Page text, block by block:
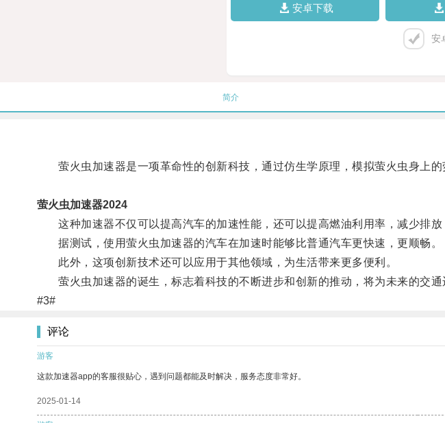
安卓下载
安
简介
萤火虫加速器是一项革命性的创新科技，通过仿生学原理，模拟萤火虫身上的
萤火虫加速器2024
这种加速器不仅可以提高汽车的加速性能，还可以提高燃油利用率，减少排放
据测试，使用萤火虫加速器的汽车在加速时能够比普通汽车更快速，更顺畅。
此外，这项创新技术还可以应用于其他领域，为生活带来更多便利。
萤火虫加速器的诞生，标志着科技的不断进步和创新的推动，将为未来的交通
#3#
评论
游客
这款加速器app的客服很贴心，遇到问题都能及时解决，服务态度非常好。
2025-01-14